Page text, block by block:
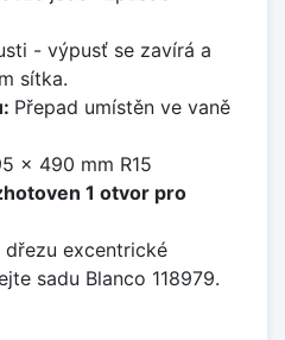
- výpusť se zavírá a
sítka.
Přepad umístěn ve vaně
x 490 mm R15
1 otvor pro
excentrické
sadu Blanco 118979.